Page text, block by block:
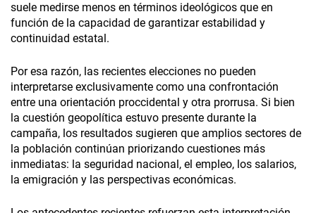
suele medirse menos en términos ideológicos que en
función de la capacidad de garantizar estabilidad y
continuidad estatal.
Por esa razón, las recientes elecciones no pueden
interpretarse exclusivamente como una confrontación
entre una orientación proccidental y otra prorrusa. Si bien
la cuestión geopolítica estuvo presente durante la
campaña, los resultados sugieren que amplios sectores de
la población continúan priorizando cuestiones más
inmediatas: la seguridad nacional, el empleo, los salarios,
la emigración y las perspectivas económicas.